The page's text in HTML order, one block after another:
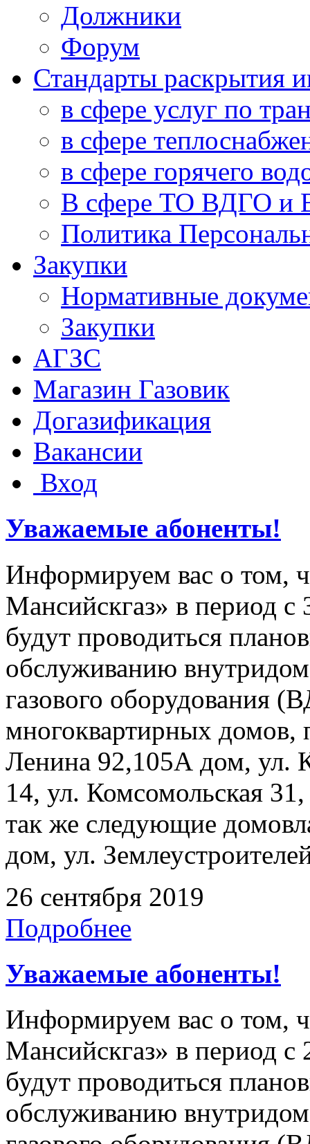
Должники
Форум
Стандарты раскрытия
в сфере услуг по
в сфере
в сфере горячего
В сфере ТО ВДГО и
Политика
Закупки
Нормативные
Закупки
АГЗС
Магазин Газовик
Догазификация
Вакансии
Вход
Уважаемые абоненты!
Информируем вас о том,
Мансийскгаз» в период с
будут проводиться
обслуживанию
газового
многоквартирных
Ленина 92,105А дом, ул.
14, ул. Комсомольская
так же следующие
дом, ул.
26 сентября 2019
Подробнее
Уважаемые абоненты!
Информируем вас о том,
Мансийскгаз» в период с
будут проводиться
обслуживанию